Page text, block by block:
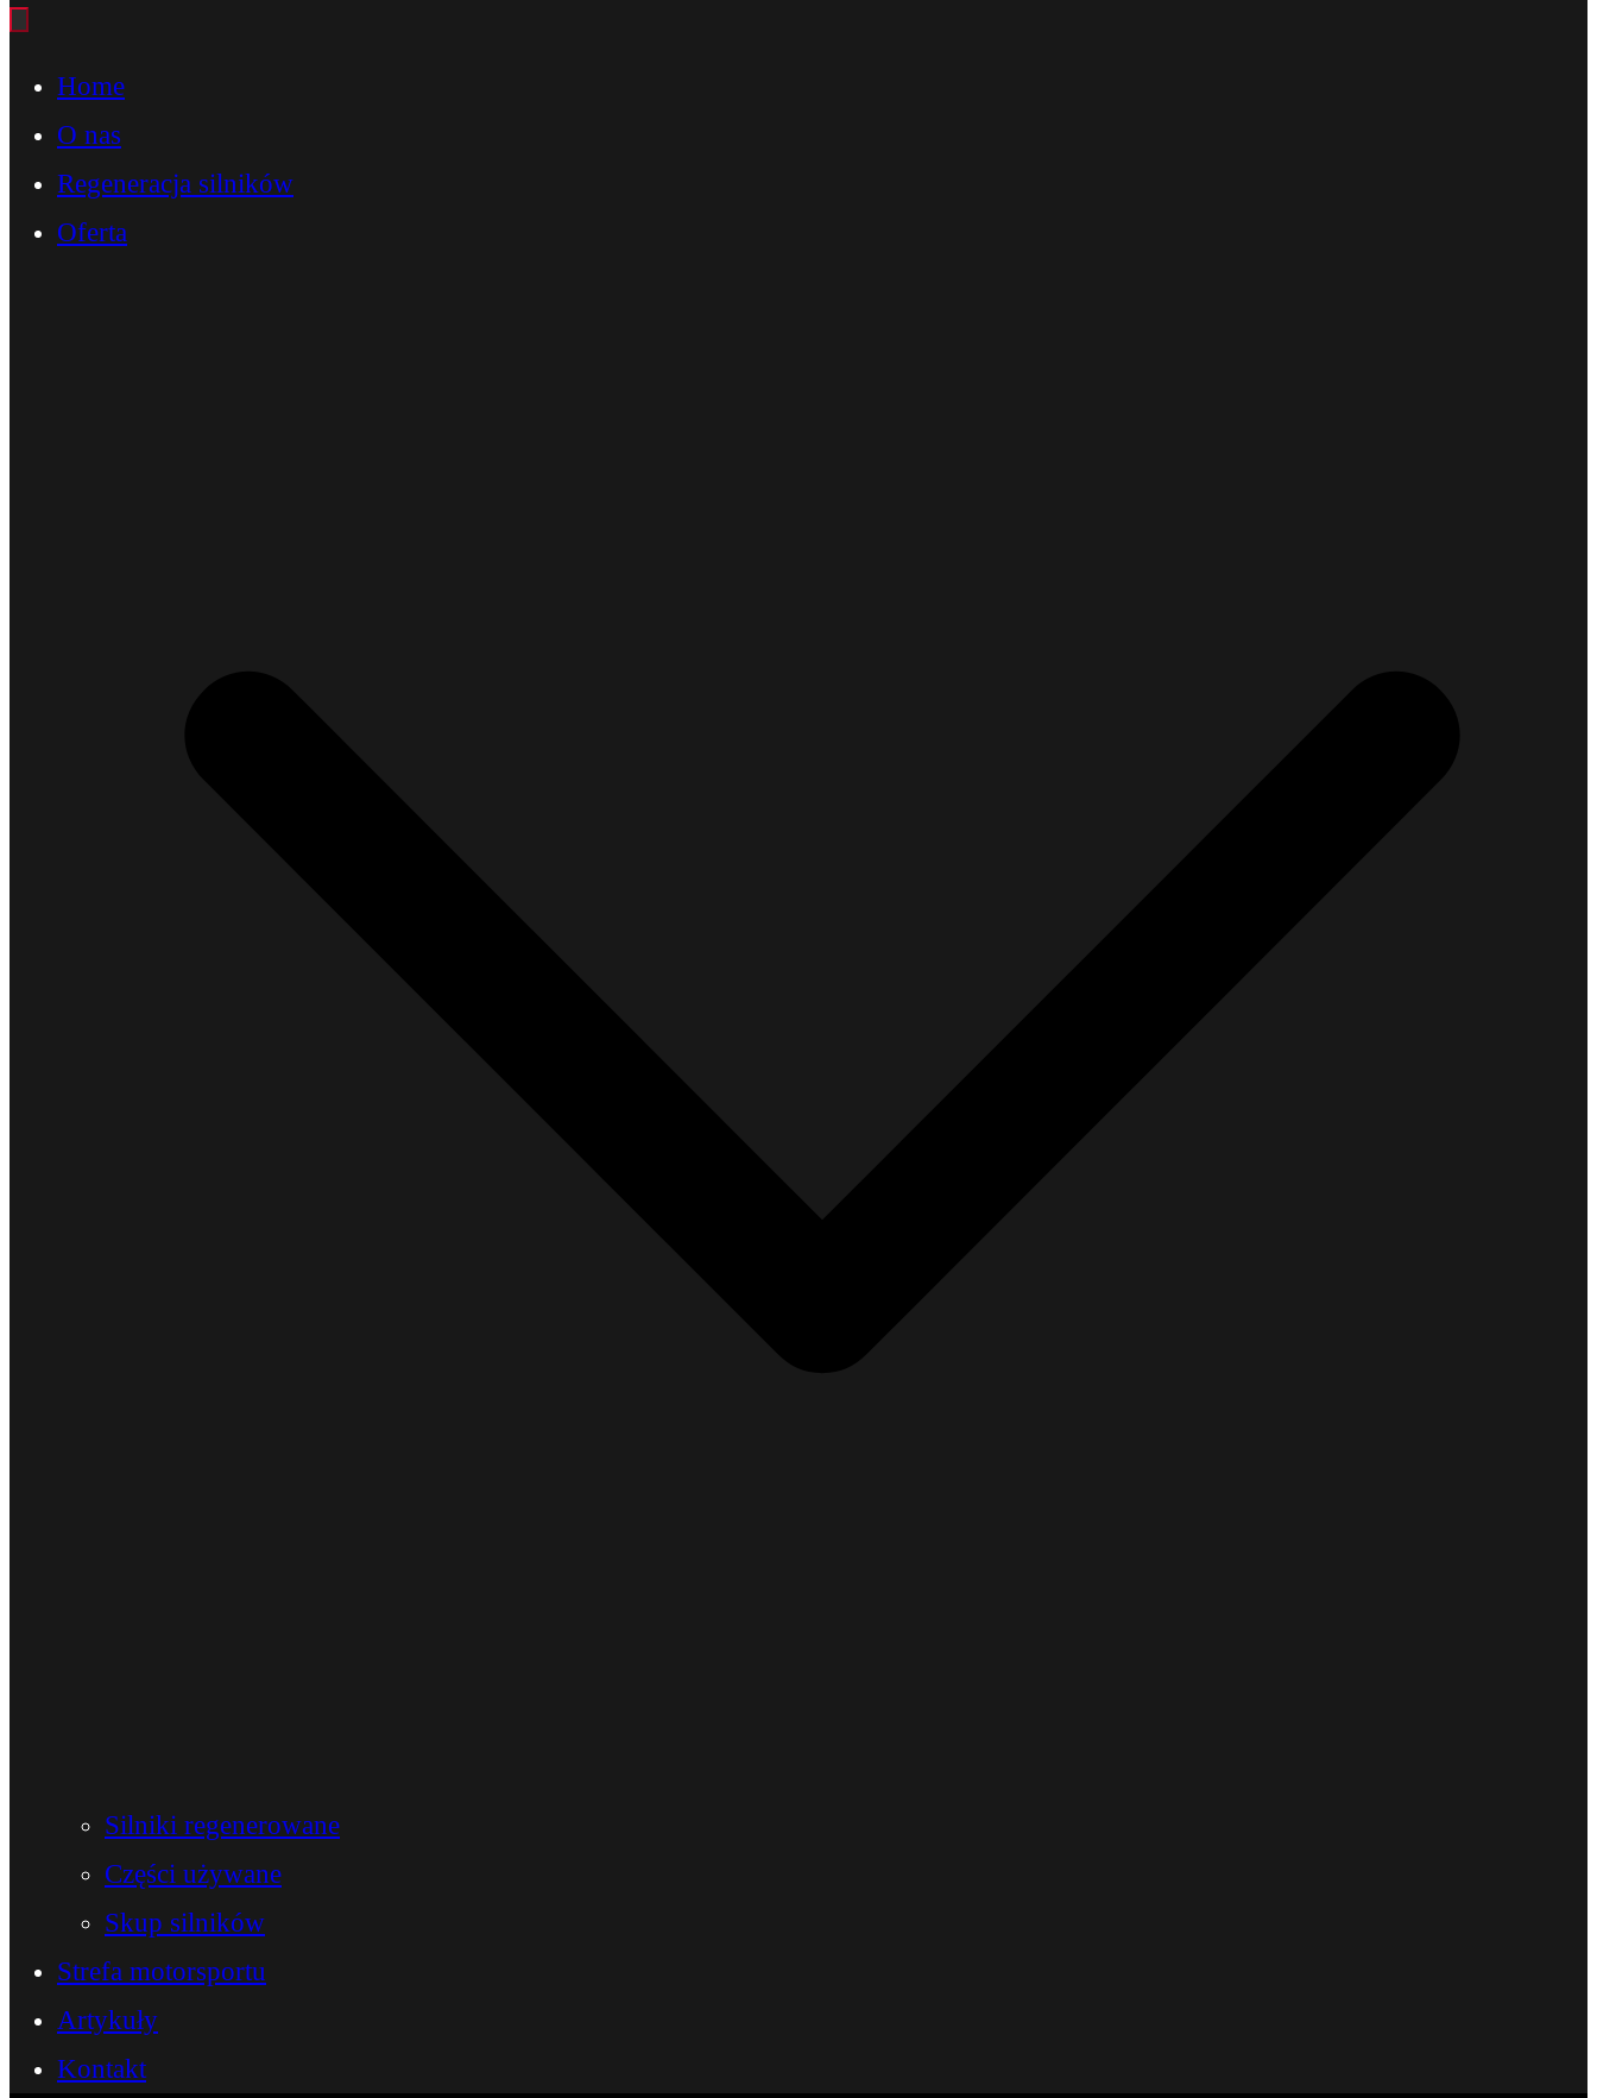
Home
O nas
Regeneracja silników
Oferta
Silniki regenerowane
Części używane
Skup silników
Strefa motorsportu
Artykuły
Kontakt